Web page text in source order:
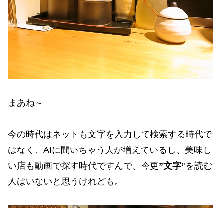
まあね～
今の時代はネットも文字を入力して検索する時代で
はなく、AIに聞いちゃう人が増えているし、美味し
い店も動画で探す時代ですんで、今更”文字”を読む
人はいないと思うけれども。